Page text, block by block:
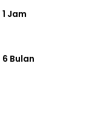
1 Jam
6 Bulan